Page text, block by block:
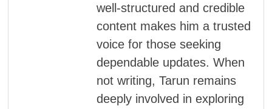
well-structured and credible
content makes him a trusted
voice for those seeking
dependable updates. When
not writing, Tarun remains
deeply involved in exploring